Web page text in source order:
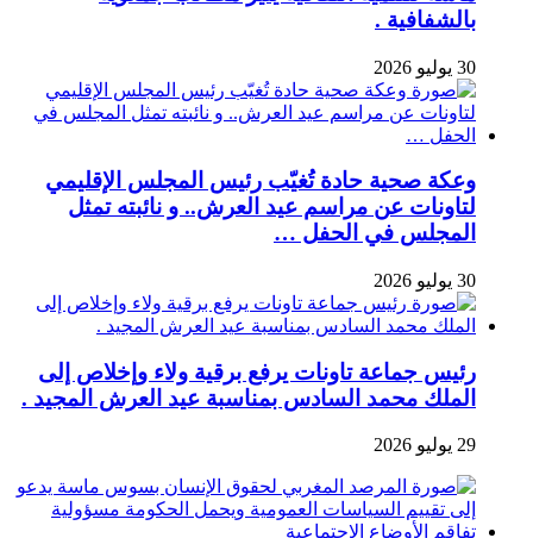
بالشفافية .
30 يوليو 2026
وعكة صحية حادة تُغيّب رئيس المجلس الإقليمي
لتاونات عن مراسم عيد العرش.. و نائبته تمثل
المجلس في الحفل …
30 يوليو 2026
رئيس جماعة تاونات يرفع برقية ولاء وإخلاص إلى
الملك محمد السادس بمناسبة عيد العرش المجيد .
29 يوليو 2026